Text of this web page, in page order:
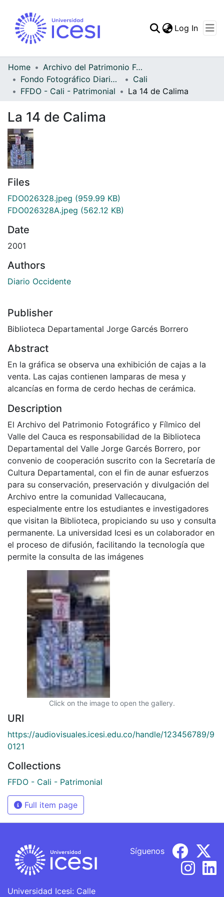
Statistics
Log In
Home
Archivo del Patrimonio Fotográfico y Fílmico del Valle del Cauca
Fondo Fotográfico Diario Occidente
Cali
FFDO - Cali - Patrimonial
La 14 de Calima
La 14 de Calima
Files
FDO026328.jpeg (959.99 KB)
FDO026328A.jpeg (562.12 KB)
Date
2001
Authors
Diario Occidente
Publisher
Biblioteca Departamental Jorge Garcés Borrero
Abstract
En la gráfica se observa una exhibición de cajas a la
venta. Las cajas contienen lamparas de mesa y
alcancías en forma de cerdo hechas de cerámica.
Description
El Archivo del Patrimonio Fotográfico y Fílmico del
Valle del Cauca es responsabilidad de la Biblioteca
Departamental del Valle Jorge Garcés Borrero, por
convenio de cooperación suscrito con la Secretaría de
Cultura Departamental, con el fin de aunar esfuerzos
para su conservación, preservación y divulgación del
Archivo entre la comunidad Vallecaucana,
especialmente entre los estudiantes e investigadores
que visitan la Biblioteca, propiciando su uso y consulta
permanente. La universidad Icesi es un colaborador en
el proceso de difusión, facilitando la tecnología que
permite la consulta de las imágenes
Click on the image to open the gallery.
URI
https://audiovisuales.icesi.edu.co/handle/123456789/9
0121
Collections
FFDO - Cali - Patrimonial
Full item page
Universidad Icesi: Calle
Síguenos